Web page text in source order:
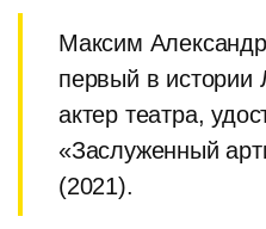
Максим
первый в истории
актер театра,
«Заслуженный
(2021).